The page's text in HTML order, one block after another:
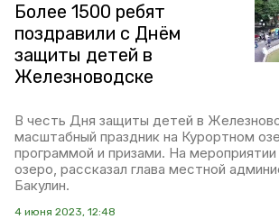
Более 1500 ребят
поздравили с Днём
защиты детей в
Железноводске
В честь Дня защиты детей в
масштабный праздник на Курортном
программой и призами. На
озеро, рассказал глава местной
Бакулин.
4 июня 2023, 12:48